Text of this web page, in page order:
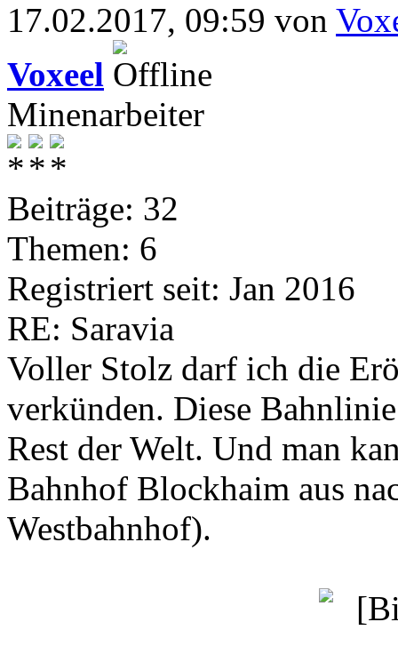
17.02.2017, 09:59 von
Voxeel
Minenarbeiter
Beiträge: 32
Themen: 6
Registriert seit: Jan 2016
RE: Saravia
Voller Stolz darf ich die
verkünden. Diese
Rest der Welt. Und man
Bahnhof Blockhaim aus
Westbahnhof).